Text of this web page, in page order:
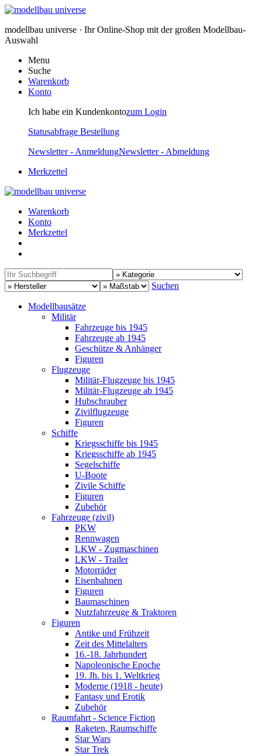
modellbau universe · Ihr Online-Shop mit der großen Modellbau-
Auswahl
Menu
Suche
Warenkorb
Konto
Ich habe ein Kundenkontozum Login
Statusabfrage Bestellung
Newsletter - AnmeldungNewsletter - Abmeldung
Merkzettel
Warenkorb
Konto
Merkzettel
Suchen
Modellbausätze
Militär
Fahrzeuge bis 1945
Fahrzeuge ab 1945
Geschütze & Anhänger
Figuren
Flugzeuge
Militär-Flugzeuge bis 1945
Militär-Flugzeuge ab 1945
Hubschrauber
Zivilflugzeuge
Figuren
Schiffe
Kriegsschiffe bis 1945
Kriegsschiffe ab 1945
Segelschiffe
U-Boote
Zivile Schiffe
Figuren
Zubehör
Fahrzeuge (zivil)
PKW
Rennwagen
LKW - Zugmaschinen
LKW - Trailer
Motorräder
Eisenbahnen
Figuren
Baumaschinen
Nutzfahrzeuge & Traktoren
Figuren
Antike und Frühzeit
Zeit des Mittelalters
16.-18. Jahrhundert
Napoleonische Epoche
19. Jh. bis 1. Weltkrieg
Moderne (1918 - heute)
Fantasy und Erotik
Zubehör
Raumfahrt - Science Fiction
Raketen, Raumschiffe
Star Wars
Star Trek